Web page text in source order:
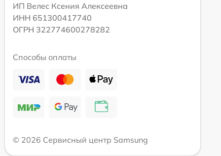
ИП Велес Ксения Алексеевна
ИНН 651300417740
ОГРН 322774600278282
Способы оплаты
© 2026 Сервисный центр Samsung